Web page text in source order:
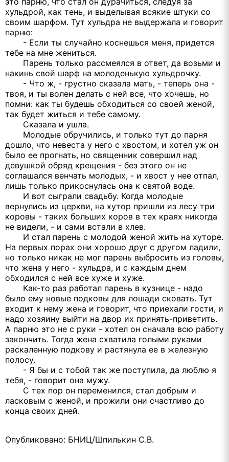
хульдрой, как тень, и выделывая всякие штуки со
своим шарфом. Тут хульдра не выдержала и говорит
парню:
- Если ты случайно коснешься меня, придется
тебе на мне жениться.
Парень только рассмеялся в ответ, да возьми и
накинь свой шарф на молоденькую хульдрочку.
- Что ж, - грустно сказала мать, - теперь она -
твоя, и ты волен делать с ней все, что хочешь, но
помни: как ты будешь обходиться со своей женой,
так будет житься и тебе самому.
Сказала и ушла.
Молодые обручились, и только тут до парня
дошло, что невеста у него с хвостом, и хотел уж он
было ее прогнать, но священник совершил над
девушкой обряд крещения - без этого он не
соглашался венчать молодых, - и хвост у нее отпал,
лишь только прикоснулась она к святой воде.
И вот сыграли свадьбу. Когда молодые
вернулись из церкви, на хутор пришли из лесу три
коровы - таких больших коров в тех краях никогда
не видели, - и сами встали в хлев.
И стал парень с молодой женой жить на хуторе.
На первых порах они хорошо друг с другом ладили,
но только никак не мог парень выбросить из головы,
что жена у него - хульдра, и с каждым днем
обходился с ней все хуже и хуже.
Как-то раз работал парень в кузнице - надо
было ему новые подковы для лошади сковать. Тут
входит к нему жена и говорит, что приехали гости, и
надо хозяину выйти на двор их принять-приветить.
А парню это не с руки - хотел он сначала всю работу
закончить. Тогда жена схватила голыми руками
раскаленную подкову и растянула ее в железную
полосу.
- Я бы и с тобой так же поступила, да люблю я
тебя, - говорит она мужу.
С тех пор он переменился, стал добрым и
ласковым с женой, и прожили они счастливо до
конца своих дней.
Опубликовано: БНИЦ/Шпилькин С.В.